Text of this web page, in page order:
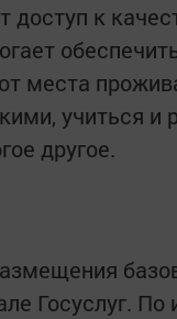
к
места
учиться и
другое.
Госуслуг. По